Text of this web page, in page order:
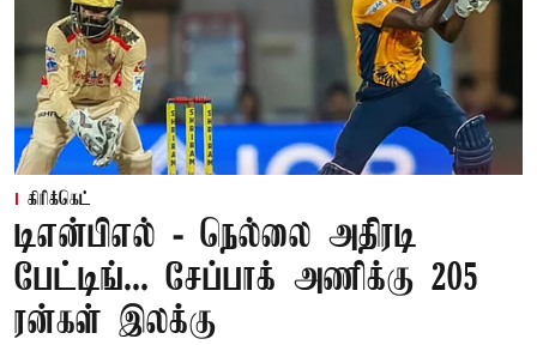
கிரிக்கெட்
டிஎன்பிஎல் - நெல்லை அதிரடி
பேட்டிங்... சேப்பாக் அணிக்கு 205
ரன்கள் இலக்கு